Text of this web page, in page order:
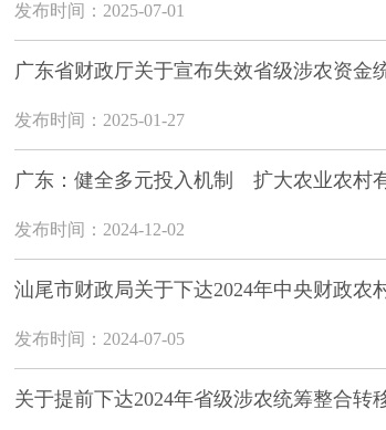
发布时间：2025-07-01
广东省财政厅关于宣布失效省级涉农资金
发布时间：2025-01-27
广东：健全多元投入机制 扩大农业农村
发布时间：2024-12-02
汕尾市财政局关于下达2024年中央财政农
发布时间：2024-07-05
关于提前下达2024年省级涉农统筹整合转